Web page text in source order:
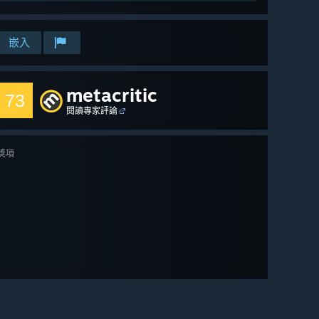
嵌入
73 metacritic
閱讀專家評論
項